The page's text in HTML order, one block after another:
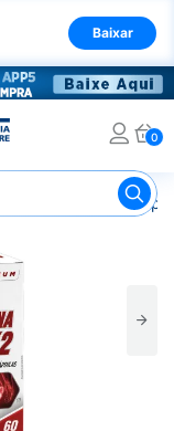
Baixar
0
Remédio